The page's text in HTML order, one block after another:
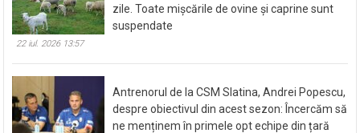
zile. Toate mișcările de ovine și caprine sunt
suspendate
22 iul. 2026 13:57
Antrenorul de la CSM Slatina, Andrei Popescu,
despre obiectivul din acest sezon: Încercăm să
ne menținem în primele opt echipe din țară